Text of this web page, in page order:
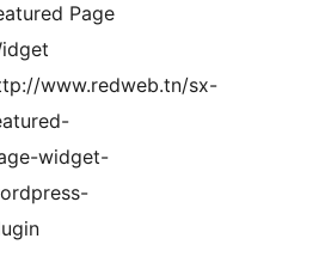
Page
www.redweb.tn/sx-
widget-